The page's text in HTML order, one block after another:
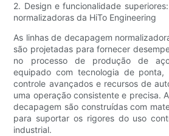
2. Design e funcionalidade
normalizadoras da HiTo Engineering
As linhas de decapagem
são projetadas para fornecer
no processo de produção de
equipado com tecnologia de ponta,
controle avançados e recursos de
uma operação consistente e precisa.
decapagem são construídas com
para suportar os rigores do uso
industrial.